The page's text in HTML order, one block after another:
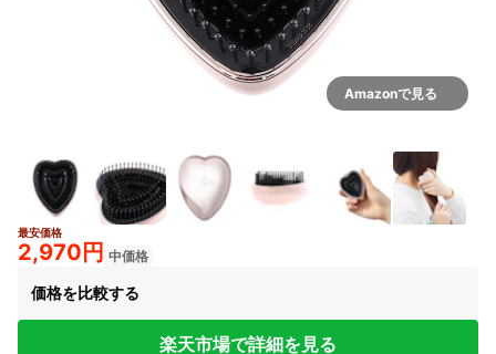
Amazonで見る
最安価格
2,970円 中価格
価格を比較する
楽天市場で詳細を見る